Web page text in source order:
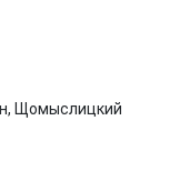
Щомыслицкий